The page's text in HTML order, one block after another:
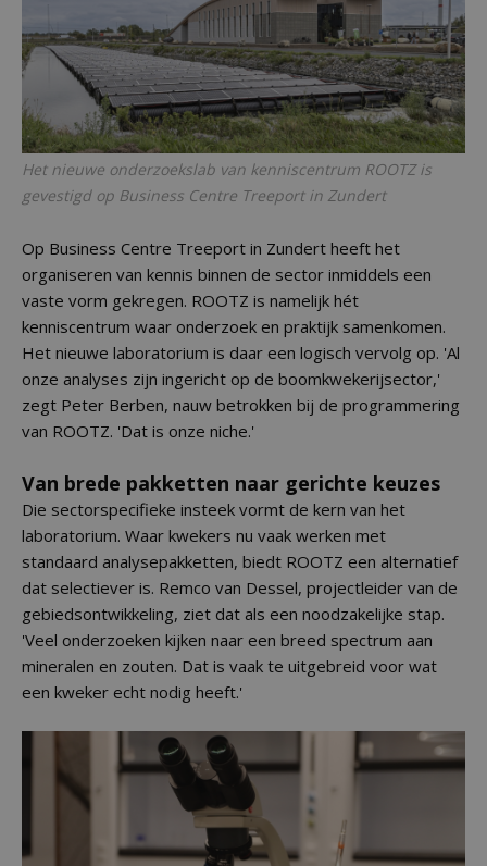
Het nieuwe onderzoekslab van kenniscentrum ROOTZ is
gevestigd op Business Centre Treeport in Zundert
Op Business Centre Treeport in Zundert heeft het
organiseren van kennis binnen de sector inmiddels een
vaste vorm gekregen. ROOTZ is namelijk hét
kenniscentrum waar onderzoek en praktijk samenkomen.
Het nieuwe laboratorium is daar een logisch vervolg op. 'Al
onze analyses zijn ingericht op de boomkwekerijsector,'
zegt Peter Berben, nauw betrokken bij de programmering
van ROOTZ. 'Dat is onze niche.'
Van brede pakketten naar gerichte keuzes
Die sectorspecifieke insteek vormt de kern van het
laboratorium. Waar kwekers nu vaak werken met
standaard analysepakketten, biedt ROOTZ een alternatief
dat selectiever is. Remco van Dessel, projectleider van de
gebiedsontwikkeling, ziet dat als een noodzakelijke stap.
'Veel onderzoeken kijken naar een breed spectrum aan
mineralen en zouten. Dat is vaak te uitgebreid voor wat
een kweker echt nodig heeft.'